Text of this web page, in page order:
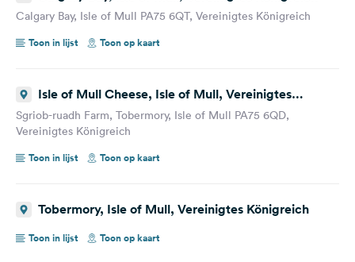
Calgary Bay, Isle of Mull PA75 6QT, Vereinigtes Königreich
Toon in lijst
Toon op kaart
Isle of Mull Cheese, Isle of Mull, Vereinigtes
Königreich
Sgriob-ruadh Farm, Tobermory, Isle of Mull PA75 6QD,
Vereinigtes Königreich
Toon in lijst
Toon op kaart
Tobermory, Isle of Mull, Vereinigtes Königreich
Toon in lijst Toon op kaart